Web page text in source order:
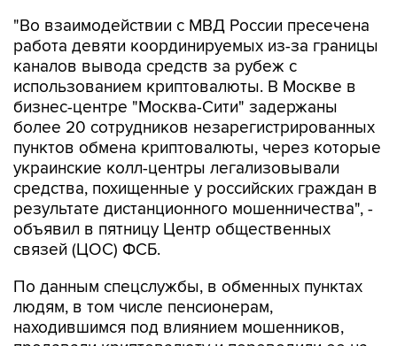
"Во взаимодействии с МВД России пресечена
работа девяти координируемых из-за границы
каналов вывода средств за рубеж с
использованием криптовалюты. В Москве в
бизнес-центре "Москва-Сити" задержаны
более 20 сотрудников незарегистрированных
пунктов обмена криптовалюты, через которые
украинские колл-центры легализовывали
средства, похищенные у российских граждан в
результате дистанционного мошенничества", -
объявил в пятницу Центр общественных
связей (ЦОС) ФСБ.
По данным спецслужбы, в обменных пунктах
людям, в том числе пенсионерам,
находившимся под влиянием мошенников,